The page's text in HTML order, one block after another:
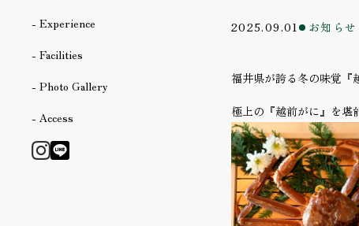
- Experience
- Facilities
- Photo Gallery
- Access
2025.09.01 お知らせ
福井県が誇る冬の味覚『
極上の『越前がに』を堪